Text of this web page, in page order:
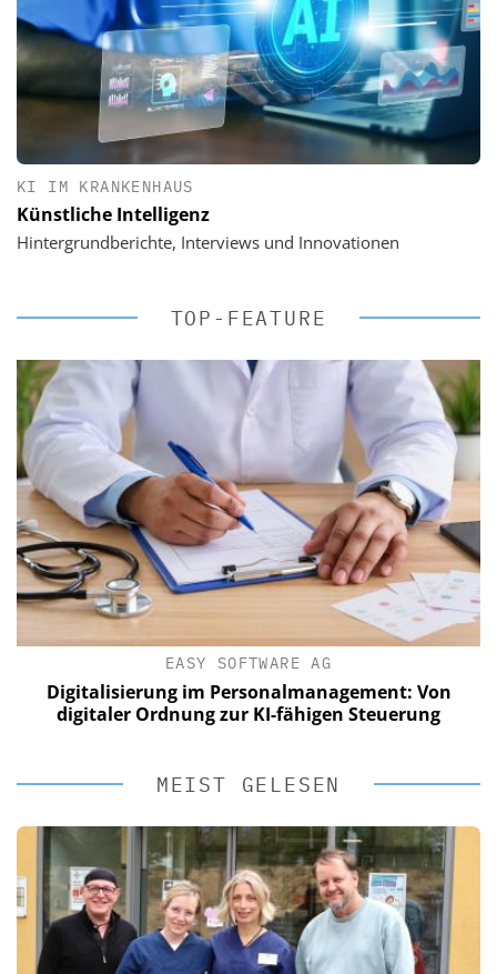
KI IM KRANKENHAUS
Künstliche Intelligenz
Hintergrundberichte, Interviews und Innovationen
TOP-FEATURE
EASY SOFTWARE AG
Digitalisierung im Personalmanagement: Von
digitaler Ordnung zur KI-fähigen Steuerung
MEIST GELESEN